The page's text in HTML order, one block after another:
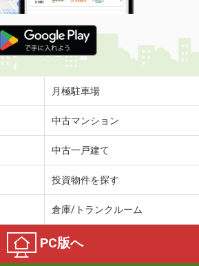
月極駐車場
中古マンション
中古一戸建て
投資物件を探す
倉庫/トランクルーム
PC版へ